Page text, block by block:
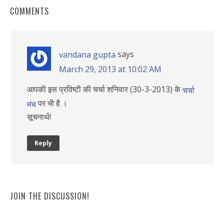
COMMENTS
vandana gupta says
March 29, 2013 at 10:02 AM
आपकी इस प्रविष्टी की चर्चा शनिवार (30-3-2013) केचर्चा
मंचपर भी है ।
सूचनार्थ!
Reply
JOIN THE DISCUSSION!